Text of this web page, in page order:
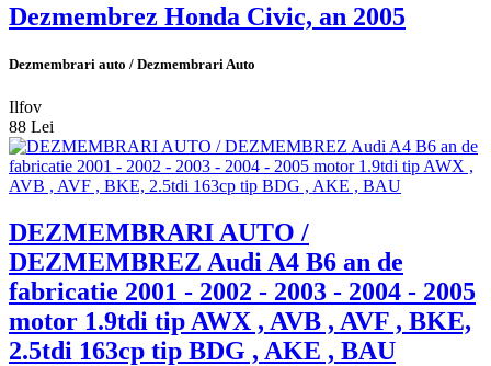
Dezmembrez Honda Civic, an 2005
Dezmembrari auto / Dezmembrari Auto
Ilfov
88 Lei
DEZMEMBRARI AUTO /
DEZMEMBREZ Audi A4 B6 an de
fabricatie 2001 - 2002 - 2003 - 2004 - 2005
motor 1.9tdi tip AWX , AVB , AVF , BKE,
2.5tdi 163cp tip BDG , AKE , BAU